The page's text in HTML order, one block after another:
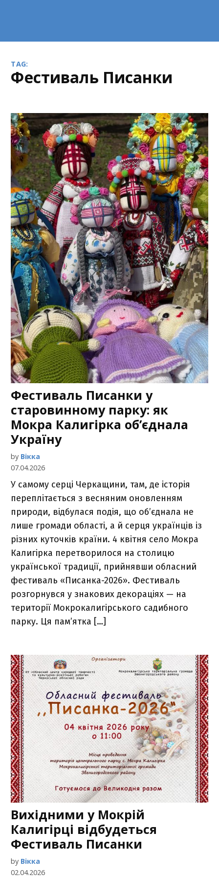
TAG:
Фестиваль Писанки
Фестиваль Писанки у
старовинному парку: як
Мокра Калигірка об’єднала
Україну
by Вікка
07.04.2026
У самому серці Черкащини, там, де історія
переплітається з весняним оновленням
природи, відбулася подія, що об’єднала не
лише громади області, а й серця українців із
різних куточків країни. 4 квітня село Мокра
Калигірка перетворилося на столицю
української традиції, прийнявши обласний
фестиваль «Писанка-2026». Фестиваль
розгорнувся у знакових декораціях — на
території Мокрокалигірського садибного
парку. Ця пам’ятка […]
Вихідними у Мокрій
Калигірці відбудеться
Фестиваль Писанки
by Вікка
02.04.2026